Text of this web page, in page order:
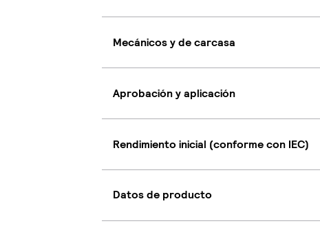
Mecánicos y de carcasa
Aprobación y aplicación
Rendimiento inicial (conforme con IEC)
Datos de producto